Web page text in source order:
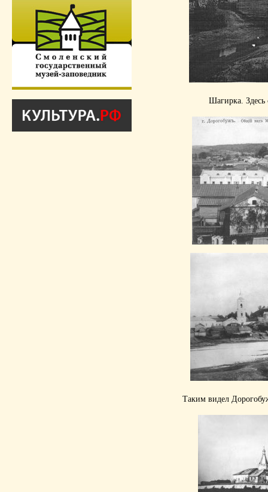
Шагирка. Здесь
Таким видел